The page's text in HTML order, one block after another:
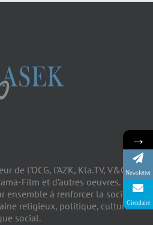
de l’OCG, l’AZK, Kla.TV, V&CV,
Film et d’autres oeuvres.
ensemble à renforcer la société
religieux, politique, culturel
social.
→
Newsletter
Circulaire